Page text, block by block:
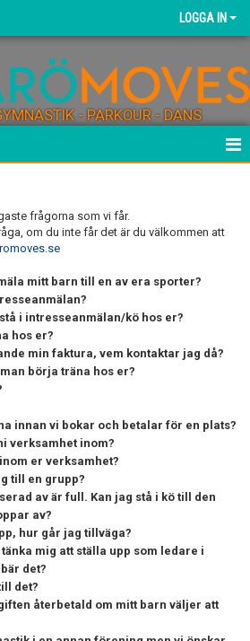
LOGGA IN
- PARKOUR - DANS
frågorna som vi får.
om du inte får det är du välkommen att
mitt barn till en av era sporter?
i intresseanmälan/kö hos er?
hos er?
min faktura, vem kontaktar jag då?
börja träna hos er?
innan vi bokar och betalar för en plats?
verksamhet inom?
er verksamhet?
till en grupp?
av är full. Kan jag stå i kö till den
av?
hur går jag tillväga?
mig att ställa upp som ledare i
det?
det?
återbetald om mitt barn väljer att